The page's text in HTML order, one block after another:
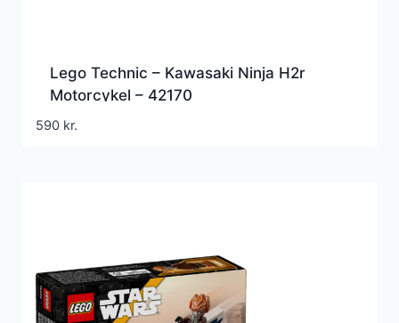
Lego Technic – Kawasaki Ninja H2r
Motorcykel – 42170
590 kr.